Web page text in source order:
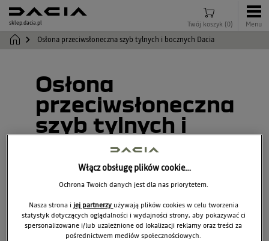
sklep.dacia.pl Twój koszyk (0) Menu
Osłona przeciwsłoneczna szyb tylnych i bocznych Dacia
Osłona
przeciwsłoneczna
szyb tylnych i
bocznych Dacia
Włącz obsługę plików cookie…
Ochrona Twoich danych jest dla nas priorytetem.
Nasza strona i jej partnerzy używają plików cookies w celu tworzenia
statystyk dotyczących oglądalności i wydajności strony, aby pokazywać ci
spersonalizowane i/lub uzależnione od lokalizacji reklamy oraz treści za
pośrednictwem mediów społecznościowych.